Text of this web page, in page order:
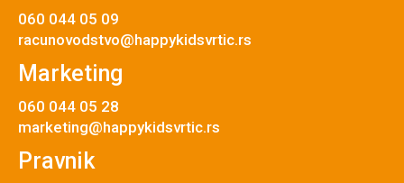
060 044 05 09
racunovodstvo@happykidsvrtic.rs
Marketing
060 044 05 28
marketing@happykidsvrtic.rs
Pravnik